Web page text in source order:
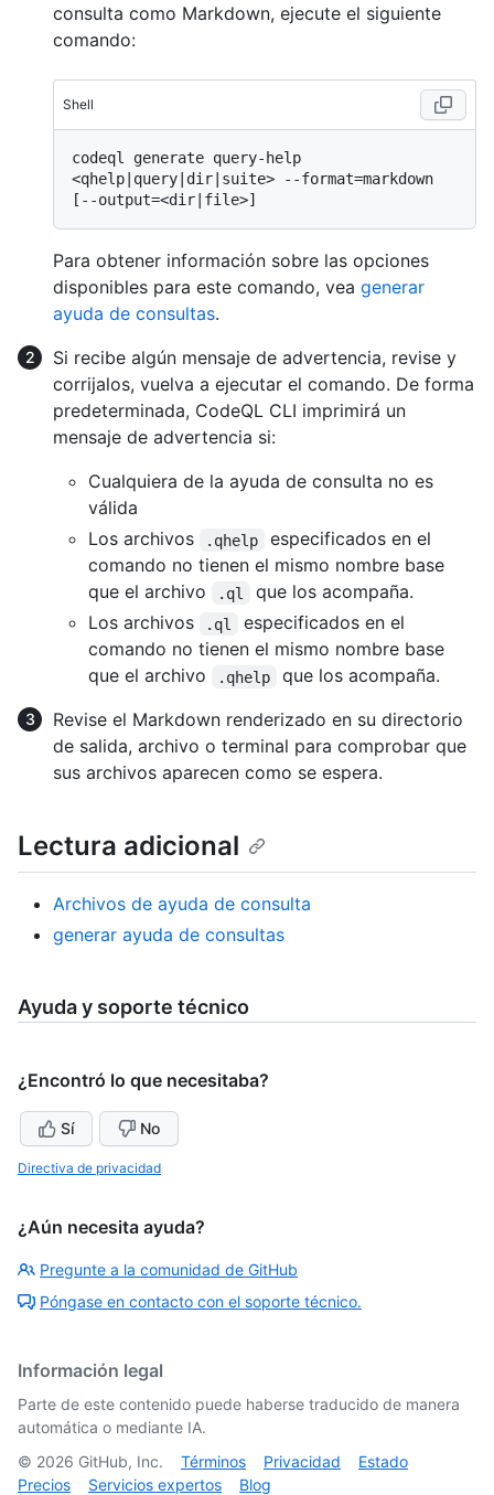
consulta como Markdown, ejecute el siguiente
comando:
Shell
codeql generate query-help
<qhelp|query|dir|suite> --format=markdown
Para obtener información sobre las opciones
disponibles para este comando, vea generar
ayuda de consultas.
Si recibe algún mensaje de advertencia, revise y
corrijalos, vuelva a ejecutar el comando. De forma
predeterminada, CodeQL CLI imprimirá un
mensaje de advertencia si:
Cualquiera de la ayuda de consulta no es
válida
Los archivos
.qhelp
especificados en el
comando no tienen el mismo nombre base
que el archivo
.ql
que los acompaña.
Los archivos
.ql
especificados en el
comando no tienen el mismo nombre base
que el archivo
.qhelp
que los acompaña.
Revise el Markdown renderizado en su directorio
de salida, archivo o terminal para comprobar que
sus archivos aparecen como se espera.
Lectura adicional
Archivos de ayuda de consulta
generar ayuda de consultas
Ayuda y soporte técnico
¿Encontró lo que necesitaba?
Sí No
Directiva de privacidad
¿Aún necesita ayuda?
Pregunte a la comunidad de GitHub
Póngase en contacto con el soporte técnico.
Información legal
Parte de este contenido puede haberse traducido de manera
automática o mediante IA.
© 2026 GitHub, Inc. Términos Privacidad
Estado
Precios
Servicios expertos Blog